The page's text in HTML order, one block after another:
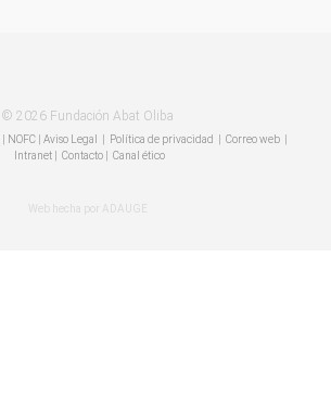
© 2026 Fundación Abat Oliba
NOFC| Aviso Legal Política de privacidad Correo web|
Intranet| Contacto | Canal ético
Web hecha por ADAUGE